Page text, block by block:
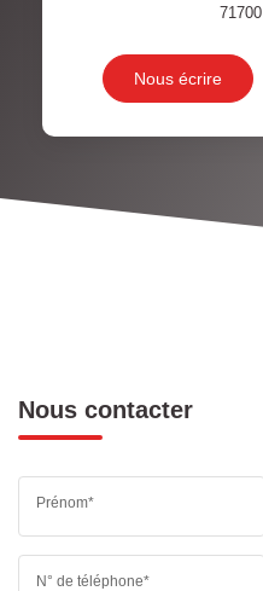
71700
Nous écrire
Nous contacter
Prénom*
N° de téléphone*